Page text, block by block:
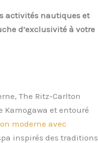
activités nautiques et
d’exclusivité à votre
The Ritz-Carlton
Kamogawa et entouré
moderne avec
inspirés des traditions